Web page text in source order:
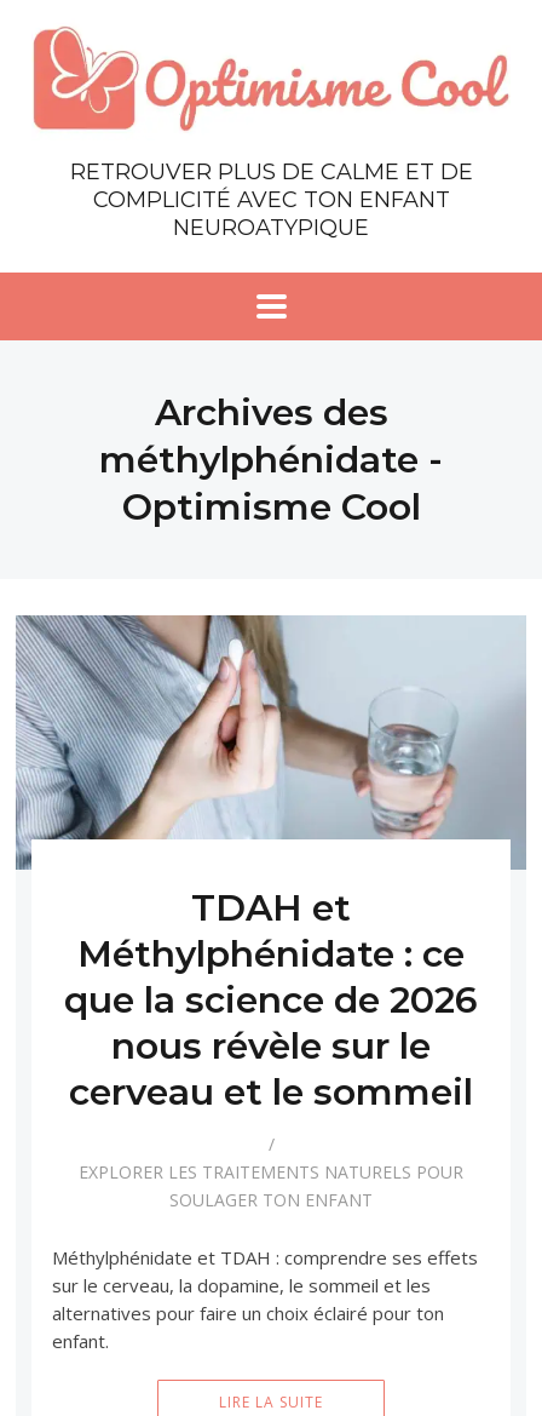
RETROUVER PLUS DE CALME ET DE
COMPLICITÉ AVEC TON ENFANT
NEUROATYPIQUE
Archives des
méthylphénidate -
Optimisme Cool
TDAH et
Méthylphénidate : ce
que la science de 2026
nous révèle sur le
cerveau et le sommeil
EXPLORER LES TRAITEMENTS NATURELS POUR
SOULAGER TON ENFANT
Méthylphénidate et TDAH : comprendre ses effets
sur le cerveau, la dopamine, le sommeil et les
alternatives pour faire un choix éclairé pour ton
enfant.
LIRE LA SUITE